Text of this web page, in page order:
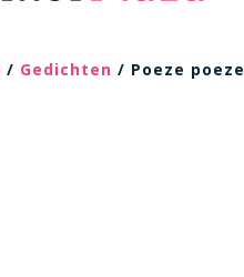
/ Gedichten / Poeze poeze